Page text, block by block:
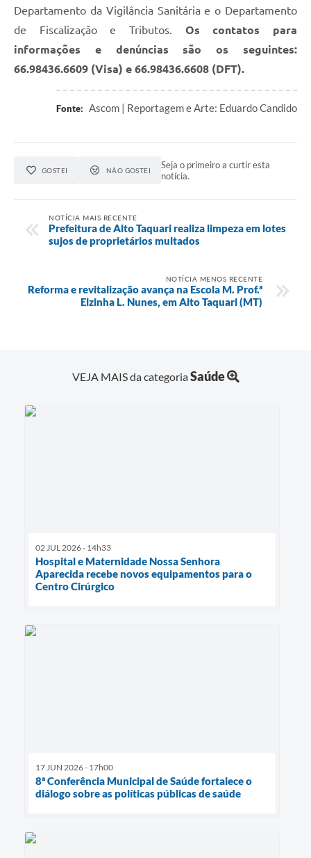
Departamento da Vigilância Sanitária e o Departamento
de Fiscalização e Tributos. Os contatos para
informações e denúncias são os seguintes:
66.98436.6609 (Visa) e 66.98436.6608 (DFT).
Fonte: Ascom | Reportagem e Arte: Eduardo Candido
GOSTEI NÃO GOSTEI
Seja o primeiro a curtir esta
notícia.
NOTÍCIA MAIS RECENTE
Prefeitura de Alto Taquari realiza limpeza em lotes
sujos de proprietários multados
NOTÍCIA MENOS RECENTE
Reforma e revitalização avança na Escola M. Prof.ª
Elzinha L. Nunes, em Alto Taquari (MT)
VEJA MAIS da categoriaSaúde
02 JUL 2026 - 14h33
Hospital e Maternidade Nossa Senhora
Aparecida recebe novos equipamentos para o
Centro Cirúrgico
17 JUN 2026 - 17h00
8ª Conferência Municipal de Saúde fortalece o
diálogo sobre as políticas públicas de saúde